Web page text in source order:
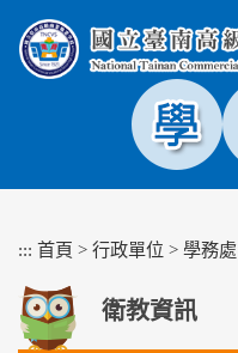
塊
::: 首頁 > 行政單位 > 學務處
衛教資訊